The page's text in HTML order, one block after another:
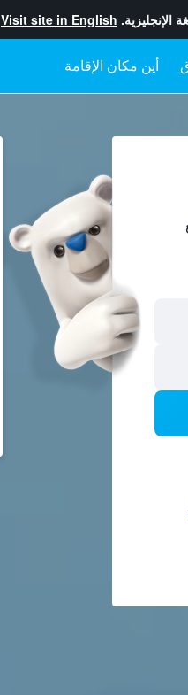
الإنجليزية. Visit site in English
أين مكان الإقامة